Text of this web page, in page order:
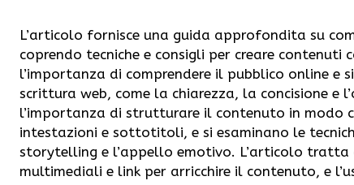
L’articolo fornisce una guida approfondita su
coprendo tecniche e consigli per creare
l’importanza di comprendere il pubblico online e
scrittura web, come la chiarezza, la concisione e
l’importanza di strutturare il contenuto in modo
intestazioni e sottotitoli, e si esaminano le
storytelling e l’appello emotivo. L’articolo tratta
multimediali e link per arricchire il contenuto, e